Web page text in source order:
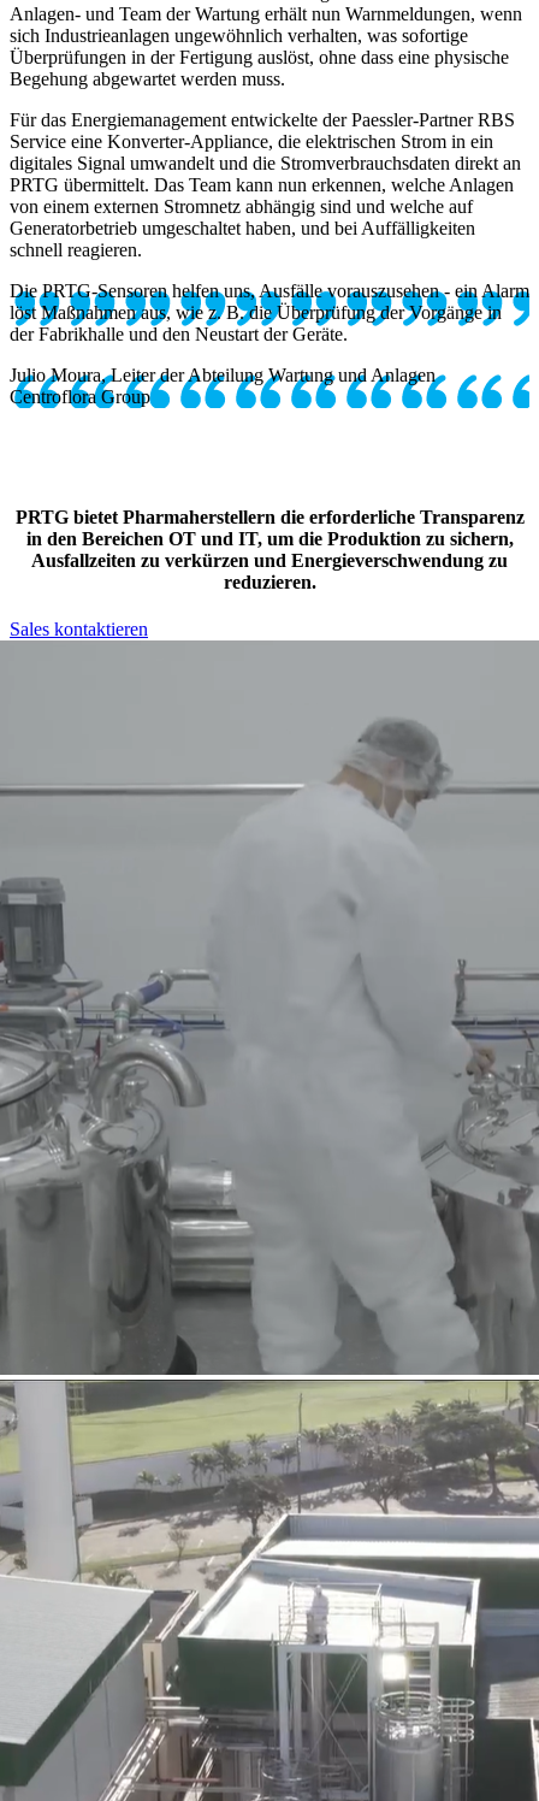
Anlagen- und Team der Wartung erhält nun Warnmeldungen, wenn
sich Industrieanlagen ungewöhnlich verhalten, was sofortige
Überprüfungen in der Fertigung auslöst, ohne dass eine physische
Begehung abgewartet werden muss.
Für das Energiemanagement entwickelte der Paessler-Partner RBS
Service eine Konverter-Appliance, die elektrischen Strom in ein
digitales Signal umwandelt und die Stromverbrauchsdaten direkt an
PRTG übermittelt. Das Team kann nun erkennen, welche Anlagen
von einem externen Stromnetz abhängig sind und welche auf
Generatorbetrieb umgeschaltet haben, und bei Auffälligkeiten
schnell reagieren.
Die PRTG-Sensoren helfen uns, Ausfälle vorauszusehen - ein Alarm
löst Maßnahmen aus, wie z. B. die Überprüfung der Vorgänge in
der Fabrikhalle und den Neustart der Geräte.
Julio Moura, Leiter der Abteilung Wartung und Anlagen
Centroflora Group
PRTG bietet Pharmaherstellern die erforderliche Transparenz
in den Bereichen OT und IT, um die Produktion zu sichern,
Ausfallzeiten zu verkürzen und Energieverschwendung zu
reduzieren.
Sales kontaktieren